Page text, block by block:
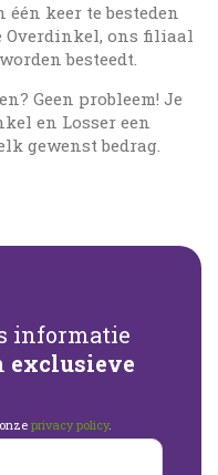
keer te besteden
ons filiaal
besteedt.
Geen probleem! Je
en Losser een
gewenst bedrag.
informatie
exclusieve
privacy policy.